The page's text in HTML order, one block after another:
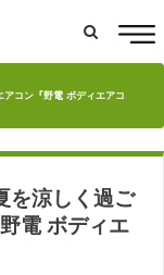
コン『野電 ボディエアコ
を涼しく過ご
電 ボディエ